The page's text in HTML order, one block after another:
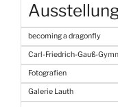
becoming a dragonfly
Carl-Friedrich-Gauß-
Fotografien
Galerie Lauth